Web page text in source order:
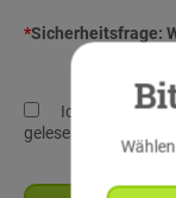
*Sicherheitsfrage:
Ich habe die
gelesen und